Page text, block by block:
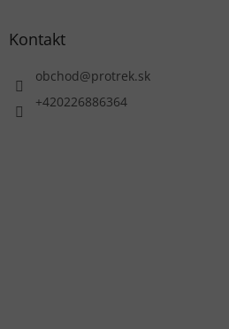
Kontakt
obchod@protrek.sk
+420226886364